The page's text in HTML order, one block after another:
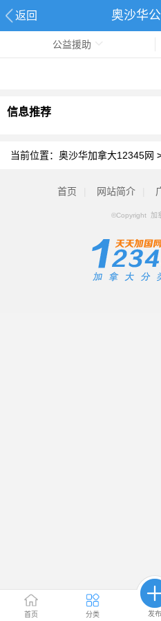
返回 奥沙华
首页 分类 发布
公益援助
信息推荐
当前位置： 奥沙华加拿大12345网
首页 网站简介
©Copyright 加